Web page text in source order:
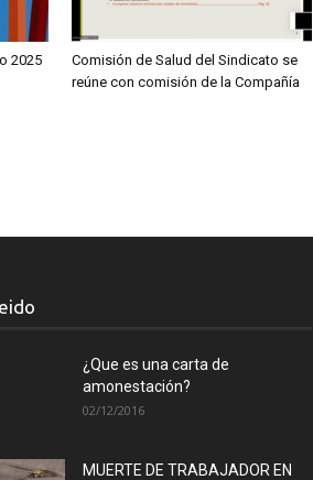
2025
Comisión de Salud del Sindicato se
reúne con comisión de la Compañía
¿Que es una carta de
amonestación?
02/12/2016
MUERTE DE TRABAJADOR EN